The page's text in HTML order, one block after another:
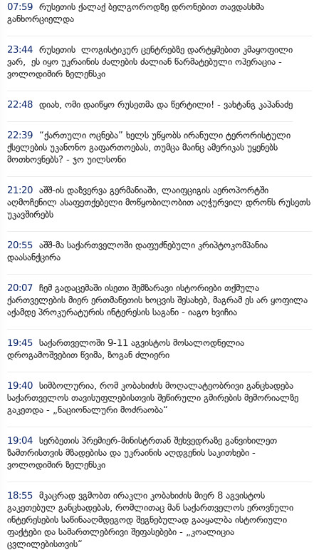
07:59 რუსეთის ქალაქ ბელგოროდზე დრონებით თავდასხმა
განხორციელდა
23:44 რუსეთის ლოგისტიკურ ცენტრებზე დარტყმებით კმაყოფილი
ვარ, ეს იყო უკრაინის ძალების ძალიან წარმატებული ოპერაცია -
ვოლოდიმირ ზელენსკი
22:48 დიახ, ომი დაიწყო რუსეთმა და წერტილი! - ვახტანგ კაპანაძე
22:39
“ქართული ოცნება” ხელს უწყობს ირანული ტერორისტული
ქსელების უკანონო გაფართოებას, თუმცა მაინც ამერიკას უყენებს
მოთხოვნებს? - ჯო უილსონი
21:20 აშშ-ის დაზვერვა გერმანიაში, ლაიფციგის აეროპორტში
აღმოჩენილ ასაფეთქებელი მოწყობილობით აღჭურვილ დრონს რუსეთს
უკავშირებს
20:55 აშშ-მა საქართველოში დაფუძნებული კრიპტოკომპანია
დაასანქცირა
20:07 ჩემ გადაცემაში ისეთი შემზარავი ისტორიები თქმულა
ქართველების მიერ ერთმანეთის ხოცვის შესახებ, მაგრამ ეს არ ყოფილა
აქამდე პროკურატურის ინტერესის საგანი - იაგო ხვიჩია
19:45 საქართველოში 9-11 აგვისტოს მოსალოდნელია
დროგამოშვებით წვიმა, ზოგან ძლიერი
19:40 სიმბოლურია, რომ კობახიძის მოღალატეობრივი განცხადება
საქართველოს თავისუფლებისთვის შეწირული გმირების მემორიალზე
გაკეთდა - „ნაციონალური მოძრაობა“
19:04 სერბეთის პრემიერ-მინისტრთან შეხვედრაზე განვიხილეთ
ზამთრისთვის მზადებისა და უკრაინის აღდგენის საკითხები -
ვოლოდიმირ ზელენსკი
18:55 მკაცრად ვგმობთ ირაკლი კობახიძის მიერ 8 აგვისტოს
გაკეთებულ განცხადებას, რომლითაც მან საქართველოს ეროვნული
ინტერესების საწინააღმდეგოდ შეგნებულად გააყალბა ისტორიული
ფაქტები და სამართლებრივი შეფასებები - „კოალიცია
ცვლილებისთვის“